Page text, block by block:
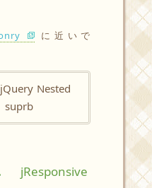
に近いで
jQuery Nested
suprb
jResponsive